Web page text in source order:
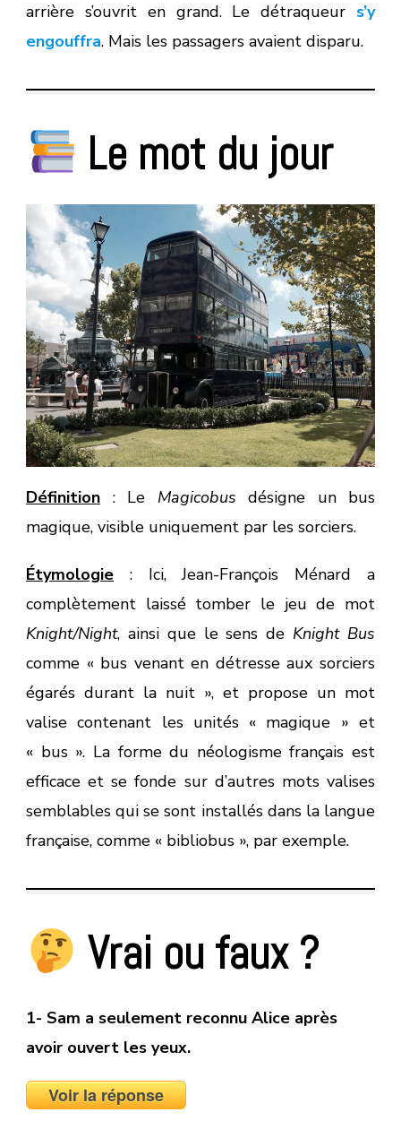
arrière s’ouvrit en grand. Le détraqueur s’y
engouffra. Mais les passagers avaient disparu.
Le mot du jour
Définition : Le Magicobus désigne un bus
magique, visible uniquement par les sorciers.
Étymologie : Ici, Jean-François Ménard a
complètement laissé tomber le jeu de mot
Knight/Night, ainsi que le sens de Knight Bus
comme « bus venant en détresse aux sorciers
égarés durant la nuit », et propose un mot
valise contenant les unités « magique » et
« bus ». La forme du néologisme français est
efficace et se fonde sur d’autres mots valises
semblables qui se sont installés dans la langue
française, comme « bibliobus », par exemple.
Vrai ou faux?
1- Sam a seulement reconnu Alice après
avoir ouvert les yeux.
Voir la réponse